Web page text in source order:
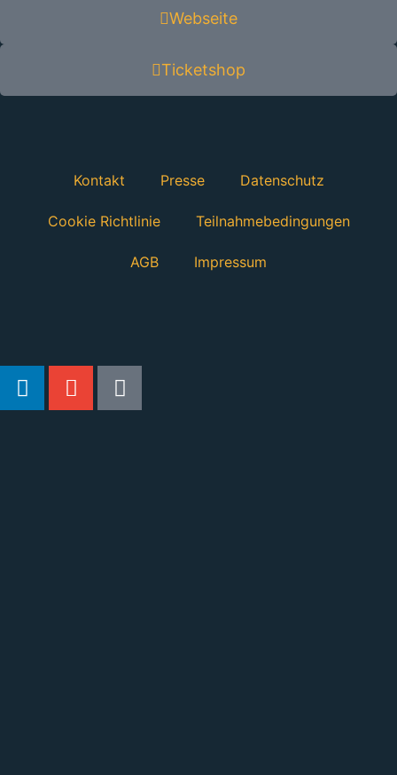
Webseite
Ticketshop
Kontakt Presse Datenschutz
Cookie Richtlinie Teilnahmebedingungen
AGB Impressum